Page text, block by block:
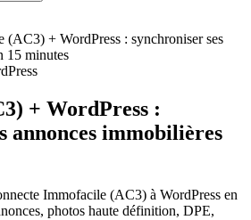
(AC3) + WordPress : synchroniser ses
15 minutes
+ WordPress :
annonces immobilières
Immofacile (AC3) à WordPress en
photos haute définition, DPE,